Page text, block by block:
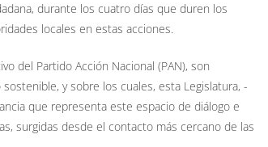
durante los cuatro días que duren los
locales en estas acciones.
del Partido Acción Nacional (PAN), son
y sobre los cuales, esta Legislatura, -
que representa este espacio de diálogo e
surgidas desde el contacto más cercano de las